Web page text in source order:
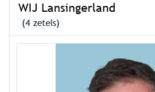
WIJ Lansingerland
(4 zetels)